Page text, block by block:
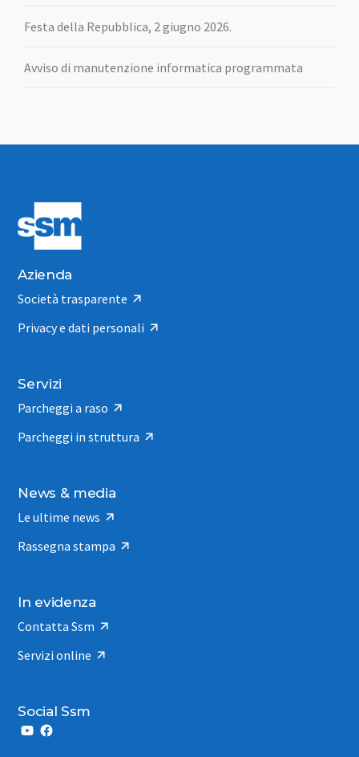
Festa della Repubblica, 2 giugno 2026.
Avviso di manutenzione informatica programmata
Azienda
Società trasparente
Privacy e dati personali
Servizi
Parcheggi a raso
Parcheggi in struttura
News & media
Le ultime news
Rassegna stampa
In evidenza
Contatta Ssm
Servizi online
Social Ssm